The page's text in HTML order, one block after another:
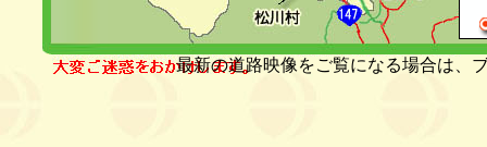
最新の道路映像をご覧になる場合は、